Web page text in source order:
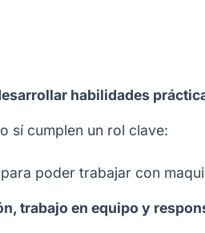
habilidades
sí cumplen un rol clave:
para poder trabajar con
trabajo en equipo y